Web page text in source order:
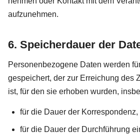
aufzunehmen.
6. Speicherdauer der
Personenbezogene Daten werden
gespeichert, der zur Erreichung des
ist, für den sie erhoben wurden,
für die Dauer der Korrespondenz,
für die Dauer der Durchführung